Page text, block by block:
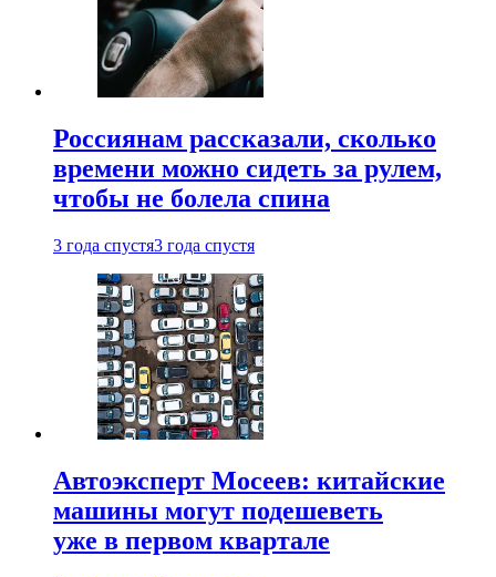
Россиянам рассказали, сколько
времени можно сидеть за рулем,
чтобы не болела спина
3 года спустя3 года спустя
Автоэксперт Мосеев: китайские
машины могут подешеветь
уже в первом квартале